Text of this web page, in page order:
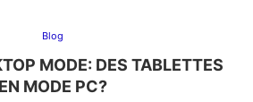
Blog
MODE: DES TABLETTES
EN MODE PC?